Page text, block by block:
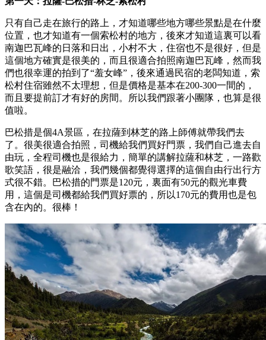
只有自己走在旅行的路上，才知道哪些地方哪些景點是在什麼
位置，也才知道有一個索松村的地方，後來才知道這裏可以看
南迦巴瓦峰的日落和日出，小村不大，住宿也不是很好，但是
這個地方確實是很美的，而且很適合拍照南迦巴瓦峰，然而我
們也很幸運的拍到了“羞女峰”，後來通過民宿的老闆知道，索
松村住宿雖然不太理想，但是價格是基本在200-300一間的，
而且要提前訂才有好的房間。所以我們跟著小團隊，也算是很
值啦。
巴松措是個4A景區，在拉薩到林芝的路上師傅就帶我們去
了。很美很適合拍照，司機給我們買好門票，我們自己進去自
由玩，全程司機也是很給力，簡單的講解拉薩和林芝，一路歡
歌笑語，很是融洽，我們幾個都覺得選擇的這個自由行出行方
式很不錯。巴松措的門票是120元，裏面有50元的觀光車費
用，這個是司機都給我們買好票的，所以170元的費用也是包
含在內的。很棒！